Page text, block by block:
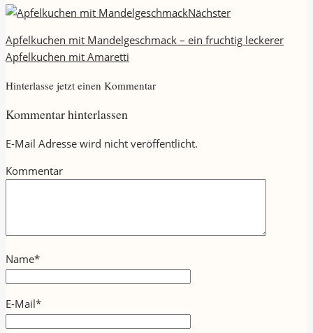
Nächster
Apfelkuchen mit Mandelgeschmack – ein fruchtig leckerer
Apfelkuchen mit Amaretti
Hinterlasse jetzt einen Kommentar
Kommentar hinterlassen
E-Mail Adresse wird nicht veröffentlicht.
Kommentar
Name*
E-Mail*